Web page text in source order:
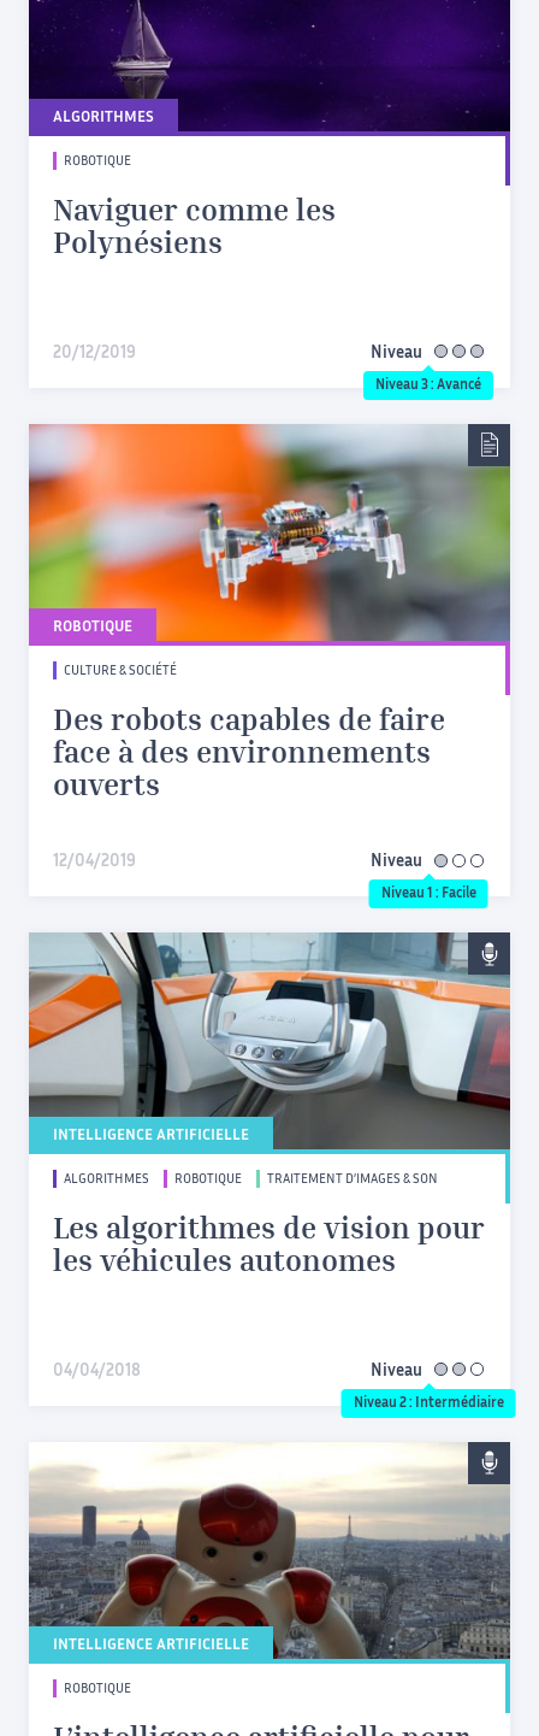
ALGORITHMES
ROBOTIQUE
Naviguer comme les
Polynésiens
20/12/2019 Niveau avancé
Niveau 3 : Avancé
ROBOTIQUE
CULTURE & SOCIÉTÉ
Des robots capables de faire
face à des environnements
ouverts
12/04/2019 Niveau facile
Niveau 1 : Facile
INTELLIGENCE ARTIFICIELLE
ALGORITHMES ROBOTIQUE TRAITEMENT D’IMAGES & SON
Les algorithmes de vision pour
les véhicules autonomes
04/04/2018 Niveau intermédiaire
Niveau 2 : Intermédiaire
INTELLIGENCE ARTIFICIELLE
ROBOTIQUE